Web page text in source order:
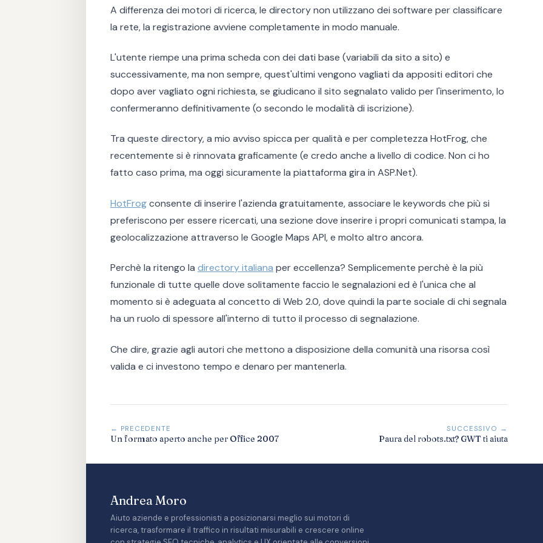
A differenza dei motori di ricerca, le directory non utilizzano dei software per classificare
la rete, la registrazione avviene completamente in modo manuale.
L'utente riempe una prima scheda con dei dati base (variabili da sito a sito) e
successivamente, ma non sempre, quest'ultimi vengono vagliati da appositi editori che
dopo aver vagliato ogni richiesta, se giudicano il sito segnalato valido per l'inserimento, lo
confermeranno definitivamente (o secondo le modalità di iscrizione).
Tra queste directory, a mio avviso spicca per qualità e per completezza HotFrog, che
recentemente si è rinnovata graficamente (e credo anche a livello di codice. Non ci ho
fatto caso prima, ma oggi sicuramente la piattaforma gira in ASP.Net).
HotFrogconsente di inserire l'azienda gratuitamente, associare le keywords che più si
preferiscono per essere ricercati, una sezione dove inserire i propri comunicati stampa, la
geolocalizzazione attraverso le Google Maps API, e molto altro ancora.
Perchè la ritengo la directory italiana per eccellenza? Semplicemente perchè è la più
funzionale di tutte quelle dove solitamente faccio le segnalazioni ed è l'unica che al
momento si è adeguata al concetto di Web 2.0, dove quindi la parte sociale di chi segnala
ha un ruolo di spessore all'interno di tutto il processo di segnalazione.
Che dire, grazie agli autori che mettono a disposizione della comunità una risorsa così
valida e ci investono tempo e denaro per mantenerla.
← PRECEDENTE
Un formato aperto anche per Office 2007
SUCCESSIVO →
Paura del robots.txt? GWT ti aiuta
Andrea Moro
Aiuto aziende e professionisti a posizionarsi meglio sui motori di
ricerca, trasformare il traffico in risultati misurabili e crescere online